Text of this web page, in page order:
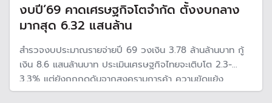
งบปี’69 คาดเศรษฐกิจโตจำกัด ตั้งงบกลาง
มากสุด 6.32 แสนล้าน
สำรวจงบประมาณรายจ่ายปี 69 วงเงิน 3.78 ล้านล้านบาท กู้
เงิน 8.6 แสนล้านบาท ประเมินเศรษฐกิจไทยจะเติบโต 2.3-
3.3% แต่ยังถูกกดดันจากสงครามการค้า ความขัดแย้ง
ภูมิรัฐศาสตร์และโลกร้อน รัฐบาลยังคงตั้งงบกลางมากสุด